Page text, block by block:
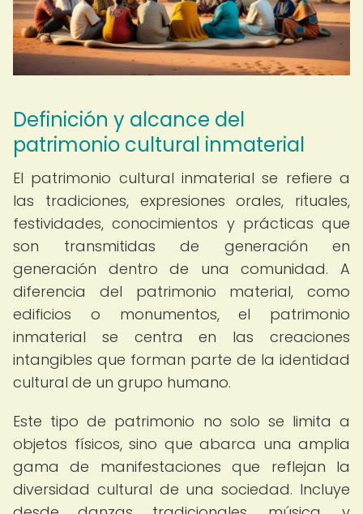
Definición y alcance del
patrimonio cultural inmaterial
El patrimonio cultural inmaterial se refiere a
las tradiciones, expresiones orales, rituales,
festividades, conocimientos y prácticas que
son transmitidas de generación en
generación dentro de una comunidad. A
diferencia del patrimonio material, como
edificios o monumentos, el patrimonio
inmaterial se centra en las creaciones
intangibles que forman parte de la identidad
cultural de un grupo humano.
Este tipo de patrimonio no solo se limita a
objetos físicos, sino que abarca una amplia
gama de manifestaciones que reflejan la
diversidad cultural de una sociedad. Incluye